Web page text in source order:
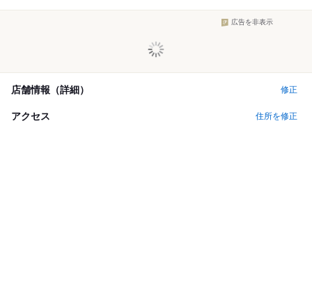
広告を非表示
店舗情報（詳細） 修正
アクセス 住所を修正